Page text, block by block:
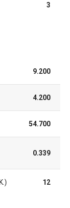
3
9.200
4.200
54.700
0.339
12